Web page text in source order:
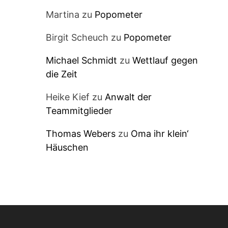
Martina zu Popometer
Birgit Scheuch zu Popometer
Michael Schmidt zu Wettlauf gegen
die Zeit
Heike Kief zu Anwalt der
Teammitglieder
Thomas Weberszu Oma ihr klein‘
Häuschen